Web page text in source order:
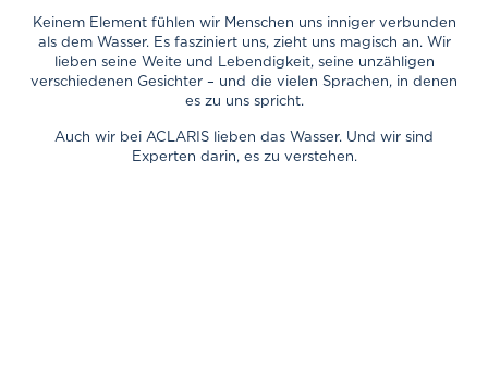
Keinem Element fühlen wir Menschen uns inniger verbunden
als dem Wasser. Es fasziniert uns, zieht uns magisch an. Wir
lieben seine Weite und Lebendigkeit, seine unzähligen
verschiedenen Gesichter – und die vielen Sprachen, in denen
es zu uns spricht.
Auch wir bei ACLARIS lieben das Wasser. Und wir sind
Experten darin, es zu verstehen.